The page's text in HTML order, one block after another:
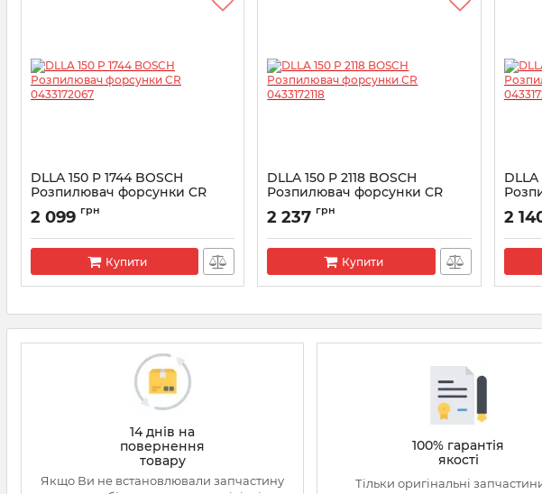
DLLA 150 P 1744 BOSCH
Розпилювач форсунки CR
0433172067
Артикул:
2 099 грн
Купити
DLLA 150 P 2118 BOSCH
Розпилювач форсунки CR
0433172118
Артикул:
2 237 грн
Купити
DLLA
2
14 днів на
повернення
товару
Якщо Ви не встановлювали запчастину
100% гарантія
якості
Тільки оригінальні